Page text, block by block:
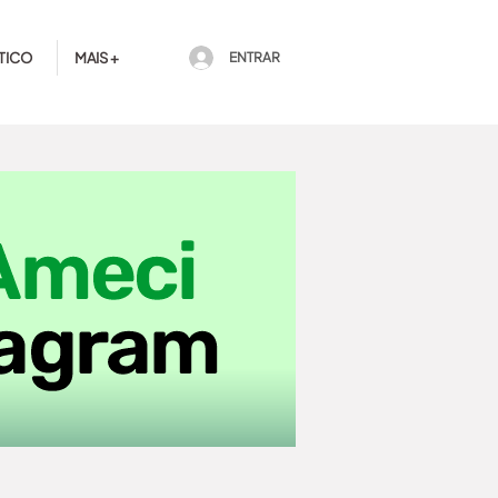
MAIS + ENTRAR